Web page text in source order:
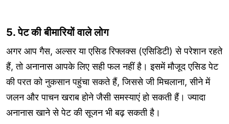
5. पेट की बीमारियों वाले लोग
अगर आप गैस, अल्सर या एसिड रिफ्लक्स (एसिडिटी) से परेशान रहते
हैं, तो अनानास आपके लिए सही फल नहीं है। इसमें मौजूद एसिड पेट
की परत को नुकसान पहुंचा सकते हैं, जिससे जी मिचलाना, सीने में
जलन और पाचन खराब होने जैसी समस्याएं हो सकती हैं। ज्यादा
अनानास खाने से पेट की सूजन भी बढ़ सकती है।